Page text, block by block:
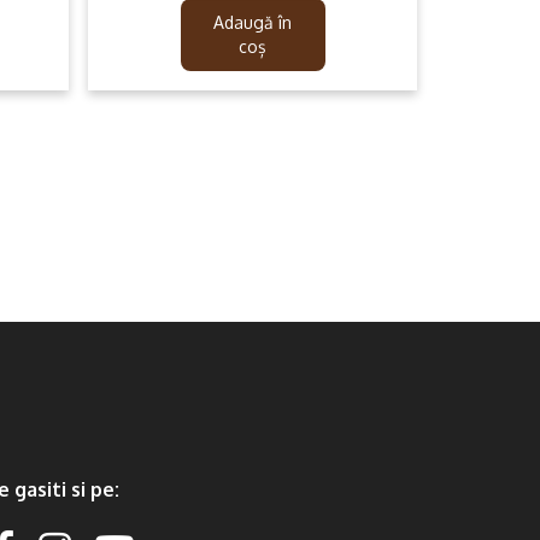
was:
599.99lei.
is:
499.99lei.
Adaugă în
coș
gasiti si pe: